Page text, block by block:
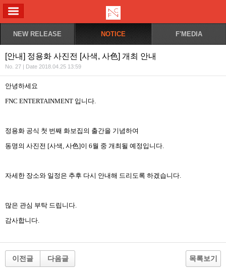
NEW RELEASE NOTICE F'MEDIA
[안내] 정용화 사진전 [사색, 사色] 개최 안내
No. 27 | Date 2018.04.25 13:59
안녕하세요
FNC ENTERTAINMENT 입니다
정용화 공식 첫 번째 화보집의 출간을 기념하여
동명의 사진전 [사색 사色]이 6월 중 개최될 예정입니다
자세한 장소와 일정은 추후 다시 안내해 드리도록 하겠습니다
많은 관심 부탁 드립니다.
감사합니다
이전글 다음글 목록보기